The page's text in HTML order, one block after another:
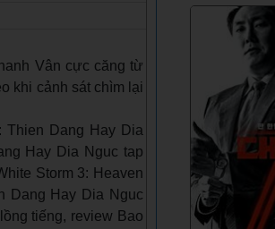
Vân cực căng từ
khi cảnh sát chìm lại
Thien Dang Hay Dia
Hay Dia Nguc tap
Storm 3: Heaven
Dang Hay Dia Nguc
tiếng, review Bao